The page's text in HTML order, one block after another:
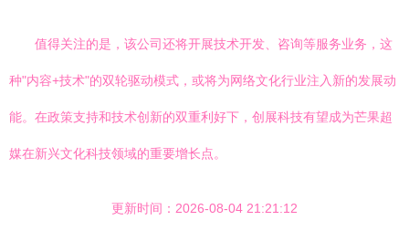
值得关注的是，该公司还将开展技术开发、咨询等服务业务，这
种"内容+技术"的双轮驱动模式，或将为网络文化行业注入新的发展动
能。在政策支持和技术创新的双重利好下，创展科技有望成为芒果超
媒在新兴文化科技领域的重要增长点。
更新时间：2026-08-04 21:21:12